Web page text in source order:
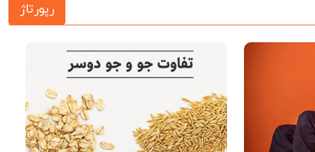
رپورتاژ